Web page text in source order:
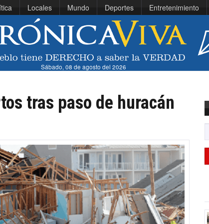
Locales Mundo Deportes Entretenimiento
Sábado, 08 de agosto del 2026
tras paso de huracán